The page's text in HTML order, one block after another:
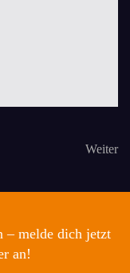
Weiter
– melde dich jetzt
an!